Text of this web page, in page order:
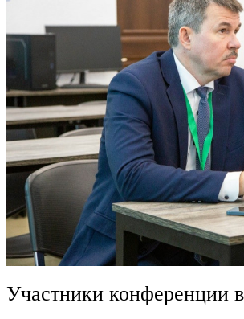
Участники конференции